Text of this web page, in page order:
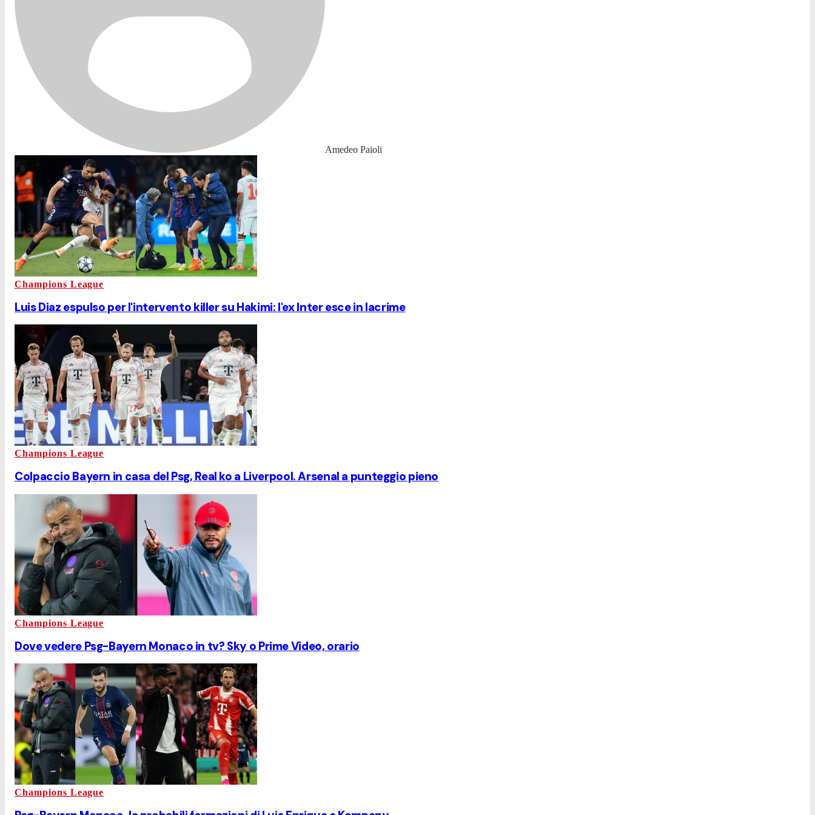
Amedeo Paioli
Champions League
Luis Diaz espulso per l'intervento killer su Hakimi: l'ex Inter esce in lacrime
Champions League
Colpaccio Bayern in casa del Psg, Real ko a Liverpool. Arsenal a punteggio pieno
Champions League
Dove vedere Psg-Bayern Monaco in tv? Sky o Prime Video, orario
Champions League